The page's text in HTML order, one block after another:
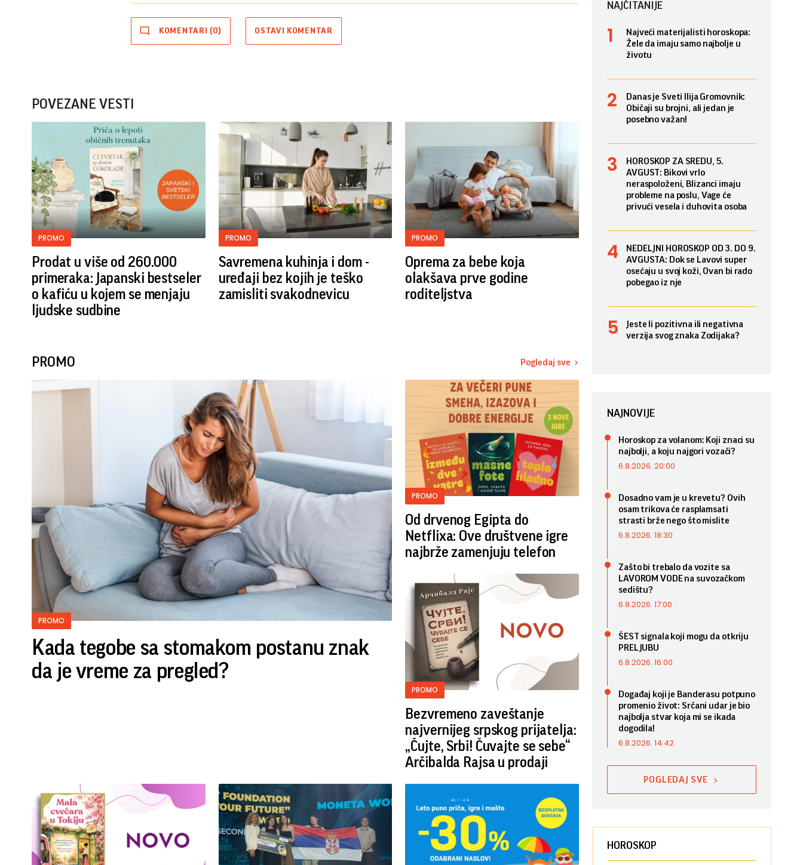
KOMENTARI (0) OSTAVI KOMENTAR
POVEZANE VESTI
PROMO
Prodat u više od 260.000
primeraka: Japanski bestseler
o kafiću u kojem se menjaju
ljudske sudbine
PROMO
Savremena kuhinja i dom -
uređaji bez kojih je teško
zamisliti svakodnevicu
PROMO
Oprema za bebe koja
olakšava prve godine
roditeljstva
PROMO Pogledaj sve
PROMO
Kada tegobe sa stomakom postanu znak
da je vreme za pregled?
PROMO
Od drvenog Egipta do
Netflixa: Ove društvene igre
najbrže zamenjuju telefon
PROMO
Bezvremeno zaveštanje
najvernijeg srpskog prijatelja:
„Čujte, Srbi! Čuvajte se sebe“
Arčibalda Rajsa u prodaji
NAJČITANIJE
Najveći materijalisti horoskopa:
Žele da imaju samo najbolje u
životu
Danas je Sveti Ilija Gromovnik:
Običaji su brojni, ali jedan je
posebno važan!
HOROSKOP ZA SREDU, 5.
AVGUST: Bikovi vrlo
neraspoloženi, Blizanci imaju
probleme na poslu, Vage će
privući vesela i duhovita osoba
NEDELJNI HOROSKOP OD 3. DO 9.
AVGUSTA: Dok se Lavovi super
osećaju u svoj koži, Ovan bi rado
pobegao iz nje
Jeste li pozitivna ili negativna
verzija svog znaka Zodijaka?
NAJNOVIJE
Horoskop za volanom: Koji znaci su
najbolji, a koju najgori vozači?
6.8.2026. 20:00
Dosadno vam je u krevetu? Ovih
osam trikova će rasplamsati
strasti brže nego što mislite
6.8.2026. 18:30
Zašto bi trebalo da vozite sa
LAVOROM VODE na suvozačkom
sedištu?
6.8.2026. 17:00
ŠEST signala koji mogu da otkriju
PRELJUBU
6.8.2026. 16:00
Događaj koji je Banderasu potpuno
promenio život: Srčani udar je bio
najbolja stvar koja mi se ikada
dogodila!
6.8.2026. 14:42
POGLEDAJ SVE
HOROSKOP